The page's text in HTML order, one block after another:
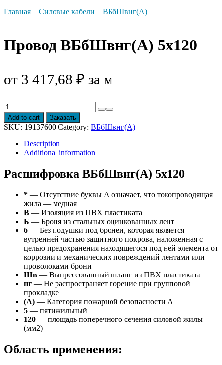
Главная
Силовые кабели ВБбШвнг(А)
Провод ВБбШвнг(А) 5х120
от 3 417,68 ₽ за м
Провод
ВБбШвнг(А)
5х120
quantity
Add to cart Заказать
SKU: 19137600 Category: ВБбШвнг(А)
Description
Additional information
Расшифровка ВБбШвнг(А) 5х120
* — Отсутствие буквы А означает, что токопроводящая
жила — медная
В — Изоляция из ПВХ пластиката
Б — Броня из стальных оцинкованных лент
б — Без подушки под броней, которая является
вутренней частью защитного покрова, наложенная с
целью предохранения находящегося под ней элемента от
коррозии и механических повреждений лентами или
проволоками брони
Шв — Выпрессованный шланг из ПВХ пластиката
нг — Не распространяет горение при групповой
прокладке
(А) — Категория пожарной безопасности A
5 — пятижильный
120 — площадь поперечного сечения силовой жилы
(мм2)
Область применения: